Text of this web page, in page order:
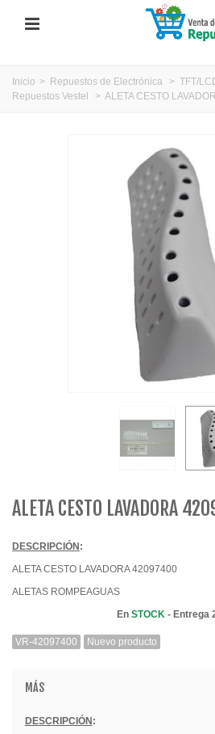
Inicio > Repuestos de Electrónica > TFT/
Repuestos Vestel
> ALETA CESTO
ALETA CESTO LAVADORA
DESCRIPCIÓN :
ALETA CESTO LAVADORA 42097400
ALETAS ROMPEAGUAS
En STOCK - Entrega
VR-42097400 Nuevo producto
MÁS
DESCRIPCIÓN :